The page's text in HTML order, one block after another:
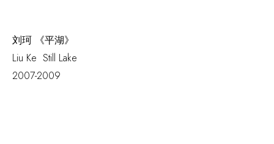
刘珂 《平湖》
Liu Ke Still Lake
2007-2009